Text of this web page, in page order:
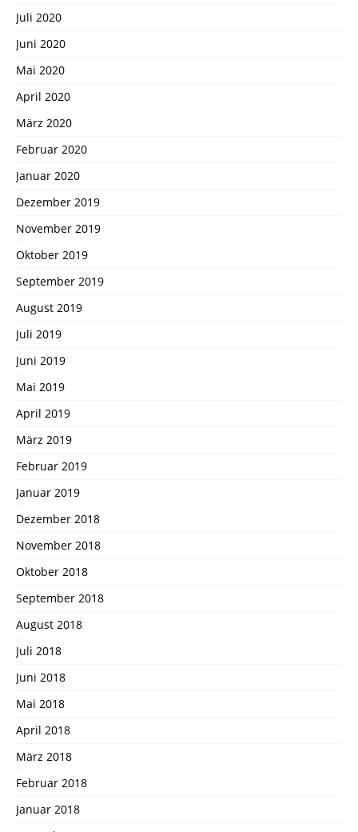
Juli 2020
Juni 2020
Mai 2020
April 2020
März 2020
Februar 2020
Januar 2020
Dezember 2019
November 2019
Oktober 2019
September 2019
August 2019
Juli 2019
Juni 2019
Mai 2019
April 2019
März 2019
Februar 2019
Januar 2019
Dezember 2018
November 2018
Oktober 2018
September 2018
August 2018
Juli 2018
Juni 2018
Mai 2018
April 2018
März 2018
Februar 2018
Januar 2018